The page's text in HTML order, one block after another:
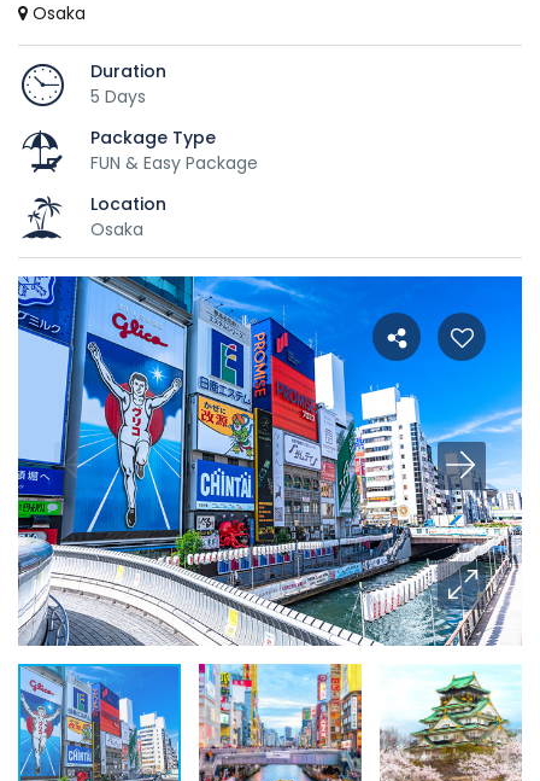
Osaka
Duration
5 Days
Package Type
FUN & Easy Package
Location
Osaka